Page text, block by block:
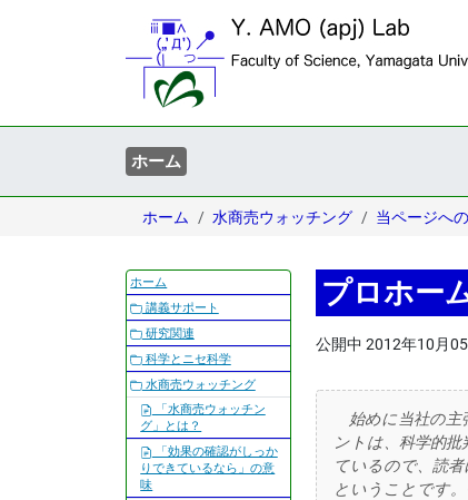
ホーム
ホーム 水商売ウォッチング 当ページへ
プロホー
公開中 2012年10月
始めに当社の主
ントは、科学的
ているので、読
ということです
ナ
ビ
ゲ
ー
シ
ョ
ン
ホーム
講義サポート
研究関連
科学とニセ科学
水商売ウォッチング
「水商売ウォッチン
グ」とは？
「効果の確認がしっか
りできているなら」の意
味